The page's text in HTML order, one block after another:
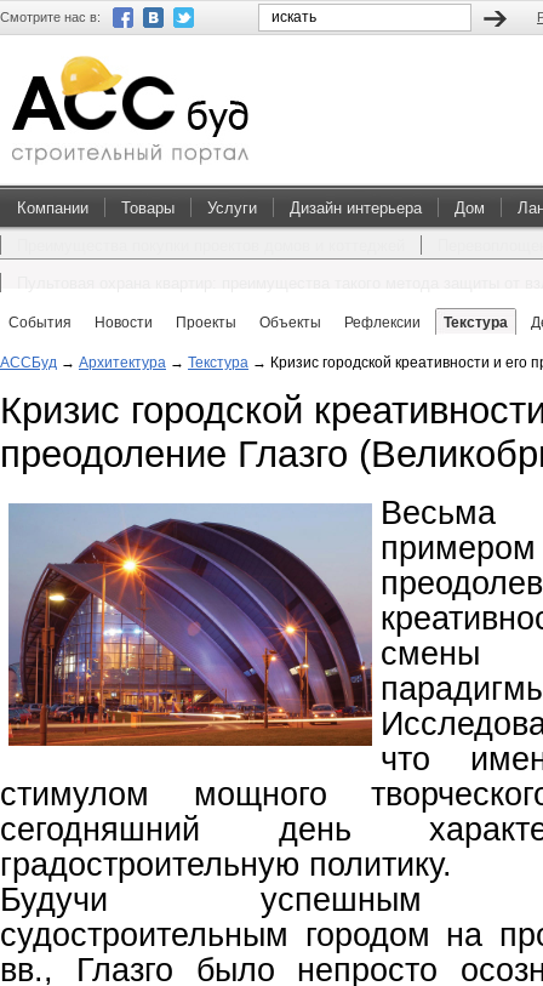
Смотрите нас в:
Компании Товары Услуги Дизайн интерьера Дом
События Новости Проекты Объекты Рефлексии Текстура
АССБуд → Архитектура → Текстура → Кризис городской креативности и
Кризис городской
преодоление Глазго
Весьма
смены
что
стимулом мощного
сегодняшний день
градостроительную политику.
Будучи успешным
судостроительным городом на
вв., Глазго было непросто